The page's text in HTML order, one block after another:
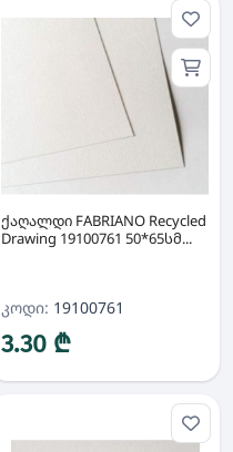
ქაღალდი FABRIANO Recycled
Drawing 19100761 50*65სმ...
კოდი: 19100761
3.30 ₾